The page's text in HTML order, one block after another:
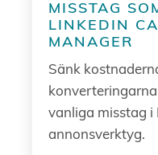
MISSTAG
LINKEDIN
MANAGER
Sänk
vanliga misstag i
annonsverktyg.